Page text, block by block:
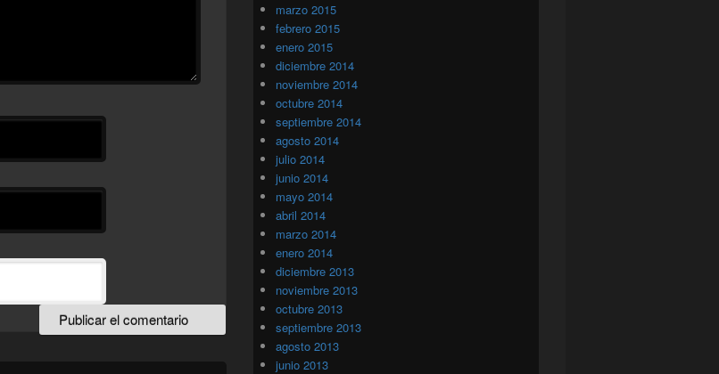
marzo 2015
febrero 2015
enero 2015
diciembre 2014
noviembre 2014
octubre 2014
septiembre 2014
agosto 2014
julio 2014
junio 2014
mayo 2014
abril 2014
marzo 2014
enero 2014
diciembre 2013
noviembre 2013
octubre 2013
septiembre 2013
agosto 2013
junio 2013